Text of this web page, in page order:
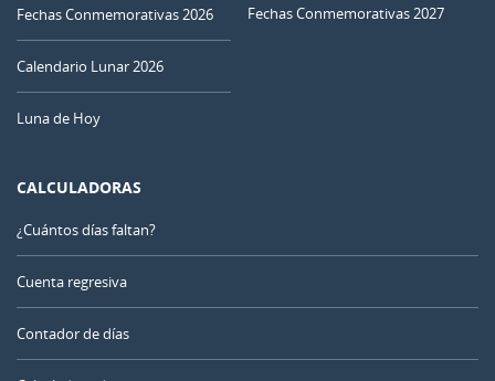
Fechas Conmemorativas 2026
Calendario Lunar 2026
Luna de Hoy
Fechas Conmemorativas 2027
CALCULADORAS
¿Cuántos días faltan?
Cuenta regresiva
Contador de días